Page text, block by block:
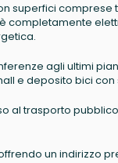
superfici comprese
agli ultimi
e deposito bici
al trasporto
un indirizzo